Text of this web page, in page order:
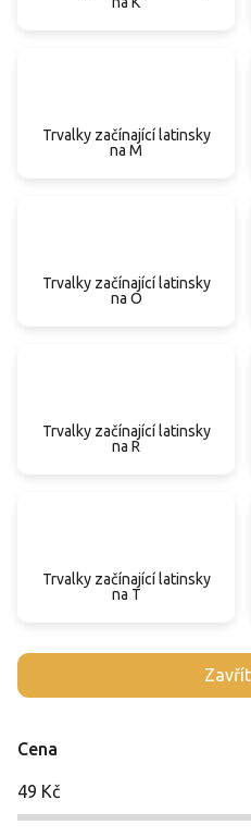
Trvalky začínající latinsky
na M
Trvalky začínající latinsky
na O
Trvalky začínající latinsky
na R
Trvalky začínající latinsky
na T
Cena
49 Kč
V
ý
s
p